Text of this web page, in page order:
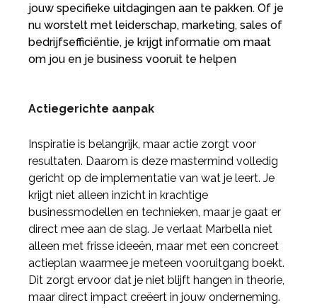
jouw specifieke uitdagingen aan te pakken. Of je
nu worstelt met leiderschap, marketing, sales of
bedrijfsefficiëntie, je krijgt informatie om maat
om jou en je business vooruit te helpen
Actiegerichte aanpak
Inspiratie is belangrijk, maar actie zorgt voor
resultaten. Daarom is deze mastermind volledig
gericht op de implementatie van wat je leert. Je
krijgt niet alleen inzicht in krachtige
businessmodellen en technieken, maar je gaat er
direct mee aan de slag. Je verlaat Marbella niet
alleen met frisse ideeën, maar met een concreet
actieplan waarmee je meteen vooruitgang boekt.
Dit zorgt ervoor dat je niet blijft hangen in theorie,
maar direct impact creëert in jouw onderneming.